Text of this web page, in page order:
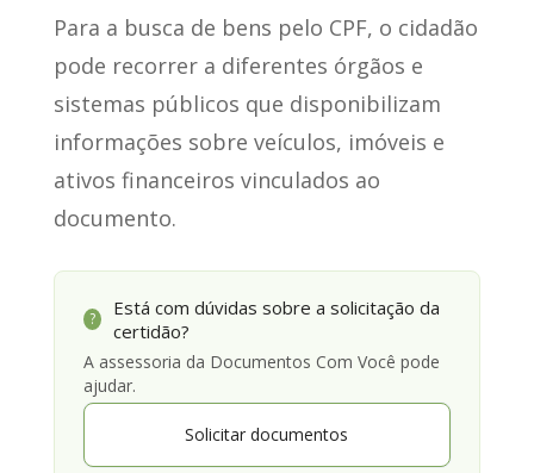
Para a busca de bens pelo CPF, o cidadão
pode recorrer a diferentes órgãos e
sistemas públicos que disponibilizam
informações sobre veículos, imóveis e
ativos financeiros vinculados ao
documento.
?
Está com dúvidas sobre a solicitação da
certidão?
A assessoria da Documentos Com Você pode
ajudar.
Solicitar documentos